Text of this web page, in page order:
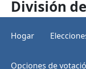
División
Hogar
Opciones de